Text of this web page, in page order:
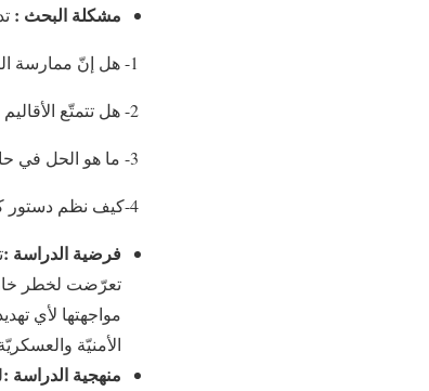
مشكلة البحث :
1- هل إنّ ممارسة الصلاحيّات العسكريّة صلاحيّة حصريّة للحكومة الفدراليّة؟
2- هل تتمتّع الأقاليم الفدراليّة بصلاحيّات عسكريّة لحمايّة أمنها وللدفاع عن مواطنيها وعن إقليمها؟
3- ما هو الحل في حالة سكوت الدستور، أو غموضه، في تنظيم الصلاحيّات العسكرية؟
4-كيف نظم دستور كل من الولايات المتحدة الامريكية لسنة 1787 ودستور العراق لسنة 2005 الصلاحية العسكرية؟
فرضية الدراسة :
تعرّضت لخطر
مواجهتها لأي
الأمنيّة
منهجية الدراسة :